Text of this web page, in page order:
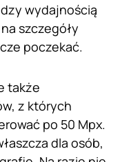
wydajnością
szczegóły
poczekać.
także
z których
po 50 Mpx.
dla osób,